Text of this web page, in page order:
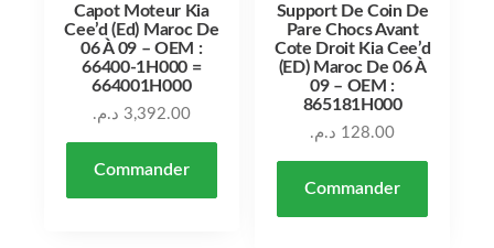
Capot Moteur Kia
Cee’d (Ed) Maroc De
06 À 09 – OEM :
66400-1H000 =
664001H000
3,392.00 د.م.
Commander
Support De Coin De
Pare Chocs Avant
Cote Droit Kia Cee’d
(ED) Maroc De 06 À
09 – OEM :
865181H000
128.00 د.م.
Commander